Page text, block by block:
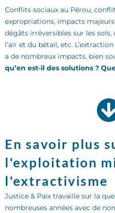
Conflits sociaux au Pérou,
expropriations, impacts
dégâts irréversibles sur les sols,
l’air et du bétail, etc.
a de nombreux impacts, bien
qu’en est-il des solutions ?
En savoir plus
l'exploitation
l'extractivisme
Justice & Paix travaille sur la
nombreuses années avec de